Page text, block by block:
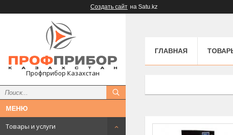
Создать сайт на Satu.kz
Профприбор Казахстан
Товары и услуги
ГЛАВНАЯ